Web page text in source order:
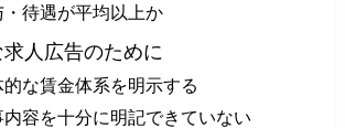
・待遇が平均以上か
人広告のために
的な賃金体系を明示する
内容を十分に明記できていない